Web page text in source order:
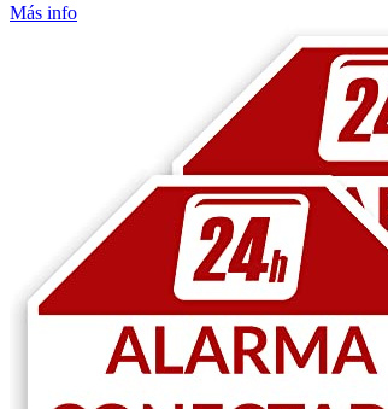
Más info